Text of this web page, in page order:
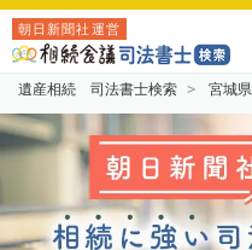
朝日新聞社運営
遺産相続 司法書士検索 宮城